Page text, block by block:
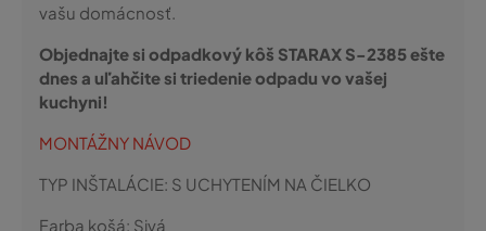
vašu domácnosť.
Objednajte si odpadkový kôš STARAX S-2385 ešte
dnes a uľahčite si triedenie odpadu vo vašej
kuchyni!
MONTÁŽNY NÁVOD
TYP INŠTALÁCIE: S UCHYTENÍM NA ČIELKO
Farba košá: Sivá